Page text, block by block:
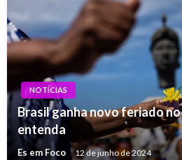
NOTÍCIAS
Brasil ganha novo feriado
entenda
Es em Foco 12 de junho de 2024